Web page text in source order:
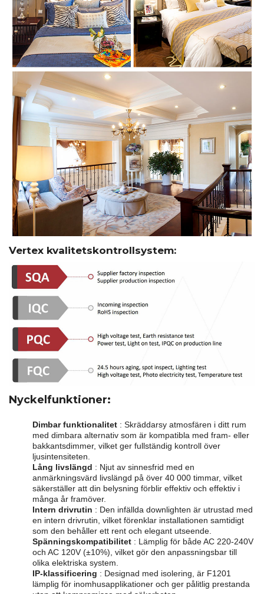
Vertex kvalitetskontrollsystem:
Nyckelfunktioner:
Dimbar funktionalitet : Skräddarsy atmosfären i ditt rum
med dimbara alternativ som är kompatibla med fram- eller
bakkantsdimmer, vilket ger fullständig kontroll över
ljusintensiteten.
Lång livslängd : Njut av sinnesfrid med en
anmärkningsvärd livslängd på över 40 000 timmar, vilket
säkerställer att din belysning förblir effektiv och effektiv i
många år framöver.
Intern drivrutin : Den infällda downlighten är utrustad med
en intern drivrutin, vilket förenklar installationen samtidigt
som den behåller ett rent och elegant utseende.
Spänningskompatibilitet : Lämplig för både AC 220-240V
och AC 120V (±10%), vilket gör den anpassningsbar till
olika elektriska system.
IP-klassificering : Designad med isolering, är F1201
lämplig för inomhusapplikationer och ger pålitlig prestanda